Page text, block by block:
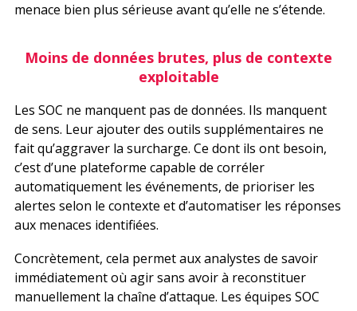
menace bien plus sérieuse avant qu’elle ne s’étende.
Moins de données brutes, plus de contexte
exploitable
Les SOC ne manquent pas de données. Ils manquent
de sens. Leur ajouter des outils supplémentaires ne
fait qu’aggraver la surcharge. Ce dont ils ont besoin,
c’est d’une plateforme capable de corréler
automatiquement les événements, de prioriser les
alertes selon le contexte et d’automatiser les réponses
aux menaces identifiées.
Concrètement, cela permet aux analystes de savoir
immédiatement où agir sans avoir à reconstituer
manuellement la chaîne d’attaque. Les équipes SOC